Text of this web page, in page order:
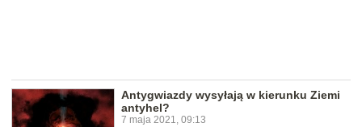
Antygwiazdy wysyłają w kierunku Ziemi
antyhel?
7 maja 2021, 09:13